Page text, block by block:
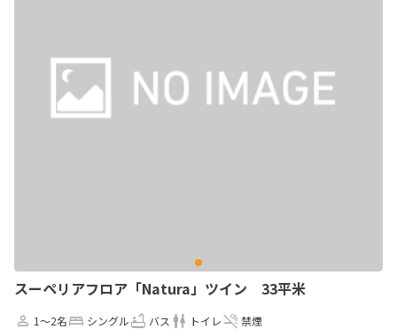
スーペリアフロア「Natura」ツイン 33平米
1～2名 シングル バス トイレ 禁煙